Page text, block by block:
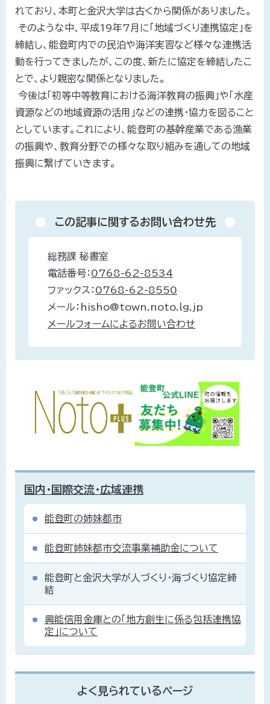
れており、本町と金沢大学は古くから関係がありました。
そのような中、平成19年7月に「地域づくり連携協定」を
締結し、能登町内での民泊や海洋実習など様々な連携活
動を行ってきましたが、この度、新たに協定を締結したこ
とで、より親密な関係となりました。
今後は「初等中等教育における海洋教育の振興」や「水産
資源などの地域資源の活用」などの連携・協力を図ること
としています。これにより、能登町の基幹産業である漁業
の振興や、教育分野での様々な取り組みを通しての地域
振興に繋げていきます。
この記事に関するお問い合わせ先
総務課 秘書室
電話番号： 0768-62-8534
ファックス： 0768-62-8550
メール：hisho@town.noto.lg.jp
メールフォームによるお問い合わせ
国内・国際交流・広域連携
能登町の姉妹都市
能登町姉妹都市交流事業補助金について
能登町と金沢大学が人づくり・海づくり協定締
結
興能信用金庫との「地方創生に係る包括連携協
定」について
よく見られているページ